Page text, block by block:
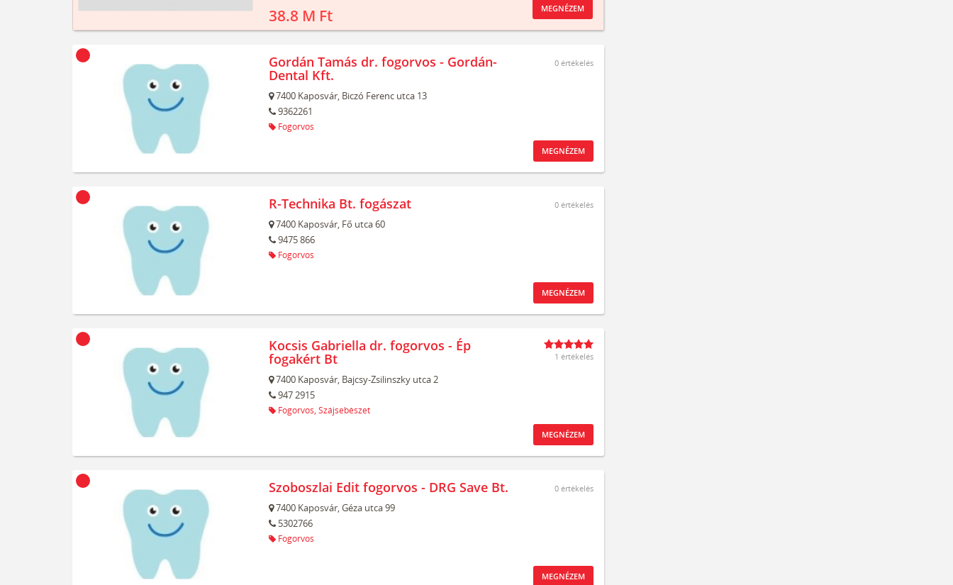
38.8 M Ft MEGNÉZEM
Gordán Tamás dr. fogorvos - Gordán-
Dental Kft.
7400 Kaposvár, Biczó Ferenc utca 13
9362261
Fogorvos
0 értékelés
MEGNÉZEM
R-Technika Bt. fogászat
7400 Kaposvár, Fő utca 60
9475 866
Fogorvos
0 értékelés
MEGNÉZEM
Kocsis Gabriella dr. fogorvos - Ép
fogakért Bt
7400 Kaposvár, Bajcsy-Zsilinszky utca 2
947 2915
Fogorvos, Szájsebészet
1 értékelés
MEGNÉZEM
Szoboszlai Edit fogorvos - DRG Save Bt.
7400 Kaposvár,Géza utca 99
5302766
Fogorvos
0 értékelés
MEGNÉZEM